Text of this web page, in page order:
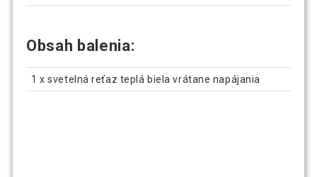
Obsah balenia:
1 x svetelná reťaz teplá biela vrátane napájania